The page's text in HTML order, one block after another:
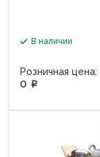
В наличии
Розничная цена:
0
p